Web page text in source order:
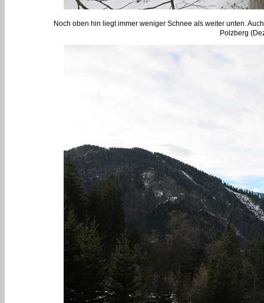
Noch oben hin liegt immer weniger Schnee als weiter unten.
Polzberg